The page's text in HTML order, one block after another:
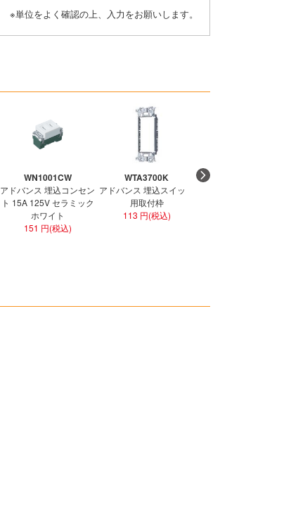
※単位をよく確認の上、入力をお願いします。
WN1001CW
アドバンス 埋込コンセン
ト 15A 125V セラミック
ホワイト
151 円(税込)
WTA3700K
アドバンス 埋込スイッチ
用取付枠
113 円(税込)